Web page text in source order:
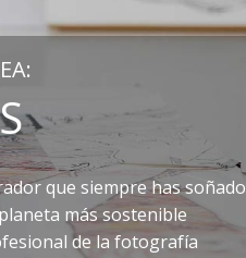
que siempre has soñado
más sostenible
de la fotografía